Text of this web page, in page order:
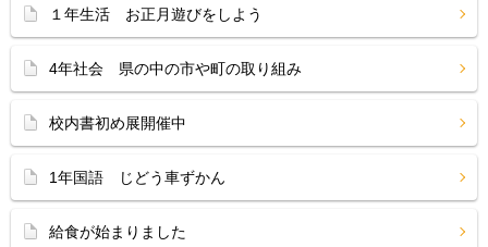
１年生活 お正月遊びをしよう
4年社会 県の中の市や町の取り組み
校内書初め展開催中
1年国語 じどう車ずかん
給食が始まりました